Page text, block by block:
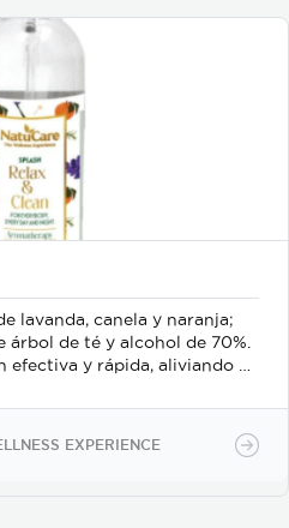
lavanda, canela y naranja;
árbol de té y alcohol de 70%.
efectiva y rápida, aliviando el
o superficies.
EXPERIENCE